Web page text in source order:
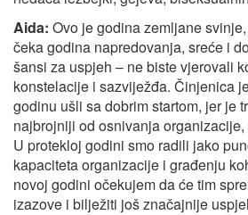
Aida: Ovo je godina zemljane
čeka godina napredovanja, sreće i
šansi za uspjeh – ne biste vjerovali
konstelacije i sazviježđa. Činjenica
godinu ušli sa dobrim startom, jer je
najbrojniji od osnivanja
U protekloj godini smo radili jako
kapaciteta organizacije i građenju
novoj godini očekujem da će tim
izazove i bilježiti još značajnije